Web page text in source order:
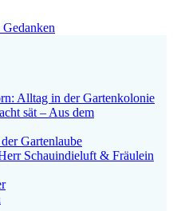
Alltag in der Gartenkolonie
sät – Aus dem
Gartenlaube
Schauindieluft & Fräulein